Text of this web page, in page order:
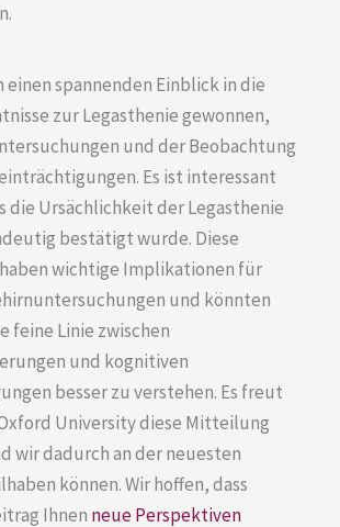
einen spannenden Einblick in die
zur Legasthenie gewonnen,
und der Beobachtung
Es ist interessant
die Ursächlichkeit der Legasthenie
bestätigt wurde. Diese
wichtige Implikationen für
und könnten
feine Linie zwischen
und kognitiven
besser zu verstehen. Es freut
University diese Mitteilung
wir dadurch an der neuesten
können. Wir hoffen, dass
Ihnen neue Perspektiven